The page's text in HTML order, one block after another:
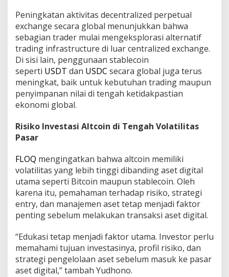
Peningkatan aktivitas decentralized perpetual
exchange secara global menunjukkan bahwa
sebagian trader mulai mengeksplorasi alternatif
trading infrastructure di luar centralized exchange.
Di sisi lain, penggunaan stablecoin
seperti USDT dan USDC secara global juga terus
meningkat, baik untuk kebutuhan trading maupun
penyimpanan nilai di tengah ketidakpastian
ekonomi global.
Risiko Investasi Altcoin di Tengah Volatilitas
Pasar
FLOQ mengingatkan bahwa altcoin memiliki
volatilitas yang lebih tinggi dibanding aset digital
utama seperti Bitcoin maupun stablecoin. Oleh
karena itu, pemahaman terhadap risiko, strategi
entry, dan manajemen aset tetap menjadi faktor
penting sebelum melakukan transaksi aset digital.
“Edukasi tetap menjadi faktor utama. Investor perlu
memahami tujuan investasinya, profil risiko, dan
strategi pengelolaan aset sebelum masuk ke pasar
aset digital,” tambah Yudhono.